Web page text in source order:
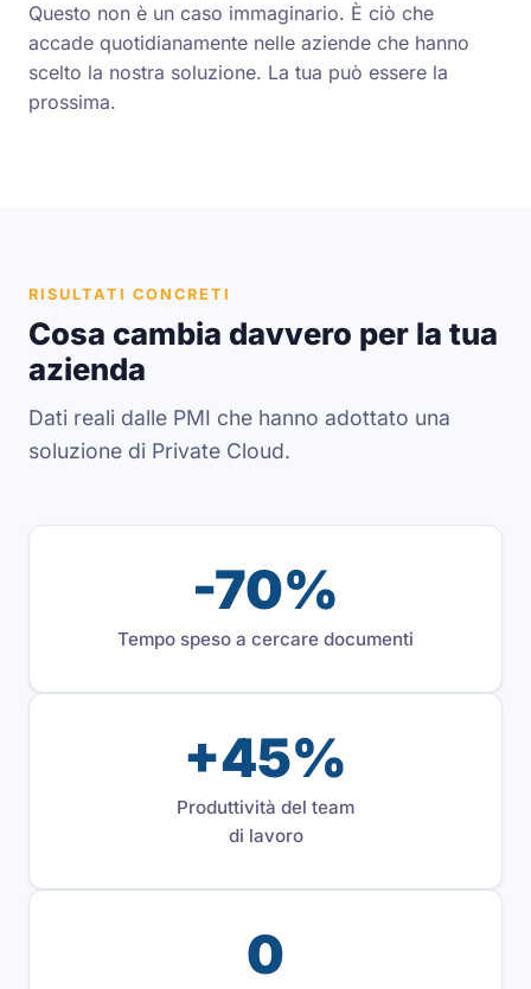
Questo non è un caso immaginario. È ciò che
accade quotidianamente nelle aziende che hanno
scelto la nostra soluzione. La tua può essere la
prossima.
RISULTATI CONCRETI
Cosa cambia davvero per la tua
azienda
Dati reali dalle PMI che hanno adottato una
soluzione di Private Cloud.
-70%
Tempo speso a cercare documenti
+45%
Produttività del team
di lavoro
0